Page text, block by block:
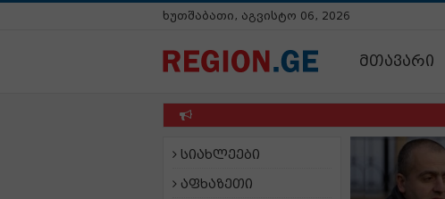
ხუთშაბათი, აგვისტო 06, 2026
მთავარი
სიახლეები
აფხაზეთი